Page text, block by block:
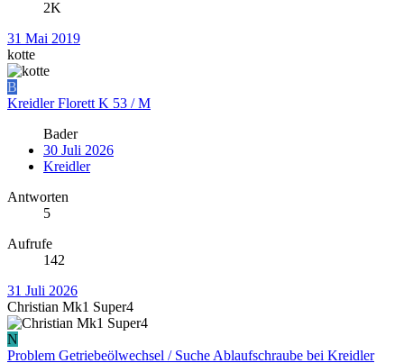
2K
31 Mai 2019
kotte
B
Kreidler Florett K 53 / M
Bader
30 Juli 2026
Kreidler
Antworten
5
Aufrufe
142
31 Juli 2026
Christian Mk1 Super4
N
Problem Getriebeölwechsel / Suche Ablaufschraube bei Kreidler